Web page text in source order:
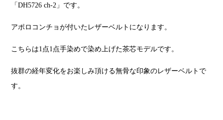
「DH5726 ch-2」です。
アポロコンチョが付いたレザーベルトになります。
こちらは1点1点手染めで染め上げた茶芯モデルです。
抜群の経年変化をお楽しみ頂ける無骨な印象のレザーベルトで
す。